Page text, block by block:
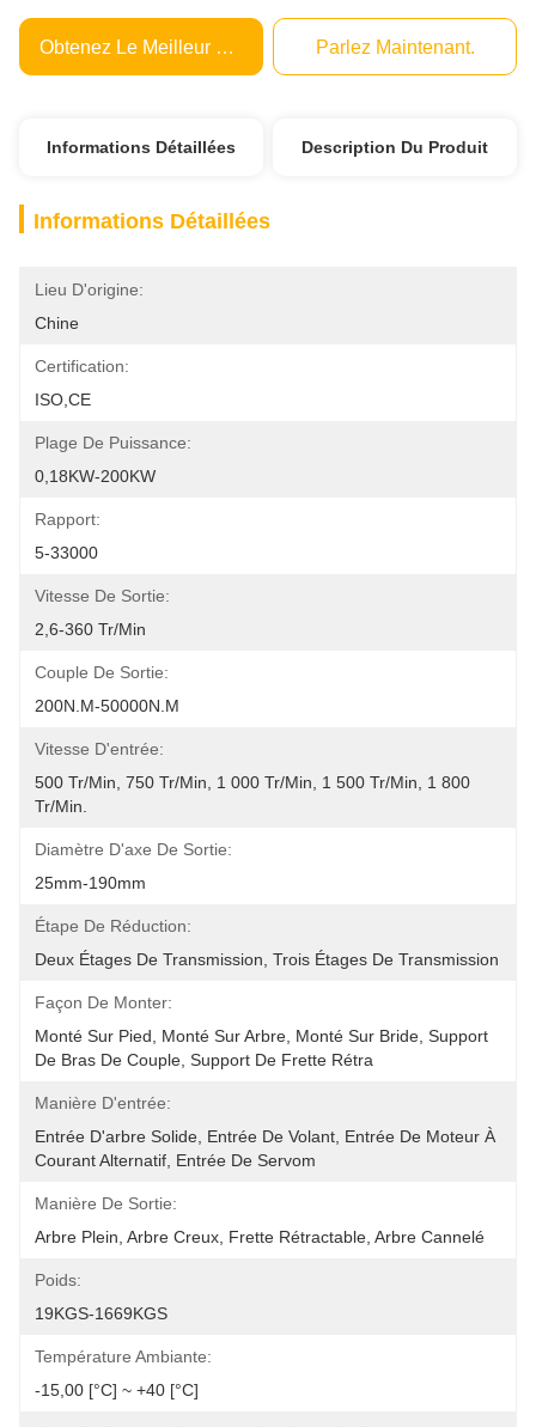
Obtenez Le Meilleur Prix Parlez Maintenant.
Informations Détaillées Description Du Produit
Informations Détaillées
Lieu D'origine:
Chine
Certification:
ISO,CE
Plage De Puissance:
0,18KW-200KW
Rapport:
5-33000
Vitesse De Sortie:
2,6-360 Tr/min
Couple De Sortie:
200N.m-50000N.m
Vitesse D'entrée:
500 Tr/min, 750 Tr/min, 1 000 Tr/min, 1 500 Tr/min, 1 800
Tr/min.
Diamètre D'axe De Sortie:
25mm-190mm
Étape De Réduction:
Deux Étages De Transmission, Trois Étages De Transmission
Façon De Monter:
Monté Sur Pied, Monté Sur Arbre, Monté Sur Bride, Support
De Bras De Couple, Support De Frette Rétra
Manière D'entrée:
Entrée D'arbre Solide, Entrée De Volant, Entrée De Moteur À
Courant Alternatif, Entrée De Servom
Manière De Sortie:
Arbre Plein, Arbre Creux, Frette Rétractable, Arbre Cannelé
Poids:
19KGS-1669KGS
Température Ambiante:
-15,00 [°C] ~ +40 [°C]